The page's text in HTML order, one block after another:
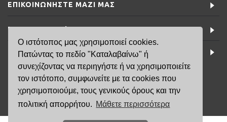
Ο ιστότοπος μας χρησιμοποιεί cookies.
Πατώντας το πεδίο "Καταλαβαίνω" ή
συνεχίζοντας να περιηγήστε ή να χρησιμοποιείτε
τον ιστότοπο, συμφωνείτε με τα cookies που
χρησιμοποιούμε, τους γενικούς όρους και την
πολιτική απορρήτου. Μάθετε περισσότερα
ΕΠΙΚΟΙΝΩΝΉΣΤΕ ΜΑΖΊ ΜΑΣ
ΕΙΔΙΚΈΣ ΠΡΟΣΦΟΡΈΣ
ΤΕΛΕΥΤΑΊΑ ΝΈΑ
6981791141